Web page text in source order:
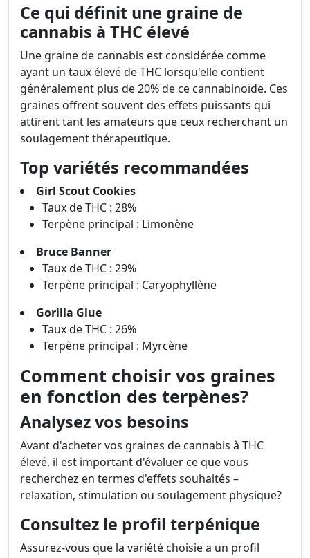
Ce qui définit une graine de
cannabis à THC élevé
Une graine de cannabis est considérée comme
ayant un taux élevé de THC lorsqu'elle contient
généralement plus de 20% de ce cannabinoïde. Ces
graines offrent souvent des effets puissants qui
attirent tant les amateurs que ceux recherchant un
soulagement thérapeutique.
Top variétés recommandées
Girl Scout Cookies
Taux de THC : 28%
Terpène principal : Limonène
Bruce Banner
Taux de THC : 29%
Terpène principal : Caryophyllène
Gorilla Glue
Taux de THC : 26%
Terpène principal : Myrcène
Comment choisir vos graines
en fonction des terpènes?
Analysez vos besoins
Avant d'acheter vos graines de cannabis à THC
élevé, il est important d'évaluer ce que vous
recherchez en termes d'effets souhaités –
relaxation, stimulation ou soulagement physique?
Consultez le profil terpénique
Assurez-vous que la variété choisie a un profil